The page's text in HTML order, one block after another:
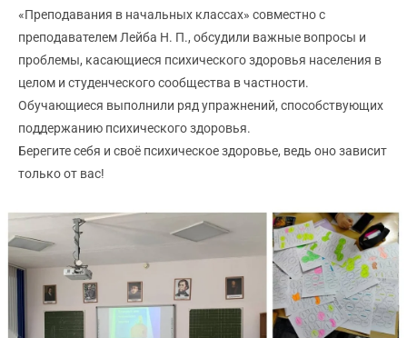
«Преподавания в начальных классах» совместно с
преподавателем Лейба Н. П., обсудили важные вопросы и
проблемы, касающиеся психического здоровья населения в
целом и студенческого сообщества в частности.
Обучающиеся выполнили ряд упражнений, способствующих
поддержанию психического здоровья.
Берегите себя и своё психическое здоровье, ведь оно зависит
только от вас!